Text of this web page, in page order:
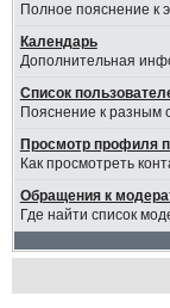
Полное пояснение к
Календарь
Дополнительная
Список
Пояснение к разным
Просмотр профиля
Как просмотреть
Обращения к
Где найти список